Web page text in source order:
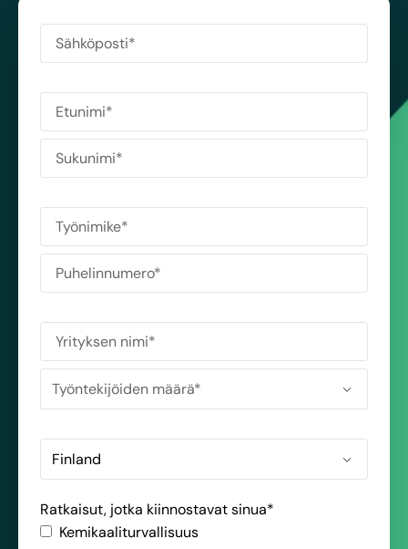
Ratkaisut, jotka kiinnostavat sinua*
Kemikaaliturvallisuus